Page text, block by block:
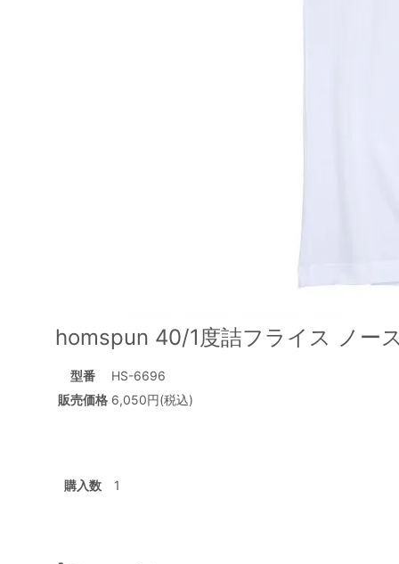
homspun 40/1度詰フライス ノー
型番
HS-6696
販売価格 6,050円(税込)
購入数